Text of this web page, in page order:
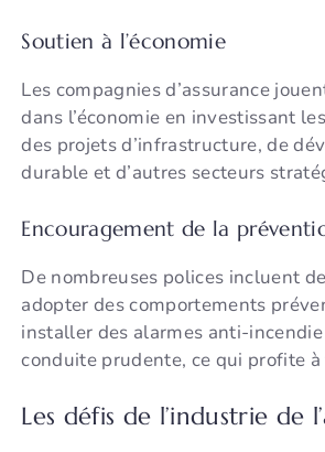
Soutien à l’économie
Les compagnies d’assurance
dans l’économie en investissant
des projets d’infrastructure, de
durable et d’autres secteurs
Encouragement de la
De nombreuses polices incluent
adopter des comportements
installer des alarmes anti-
conduite prudente, ce qui profite
Les défis de l’industrie de